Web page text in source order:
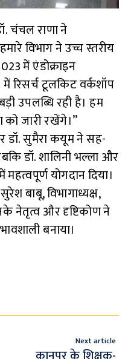
चंचल राणा ने
विभाग ने उच्च स्तरीय
में एंडोक्राइन
रिसर्च टूलकिट वर्कशॉप
उपलब्धि रही है। हम
को जारी रखेंगे।”
डॉ. सुमैरा कयूम ने सह-
डॉ. शालिनी भल्ला और
योगदान दिया।
बाबू, विभागाध्यक्ष,
नेतृत्व और दृष्टिकोण ने
बनाया।
Next article